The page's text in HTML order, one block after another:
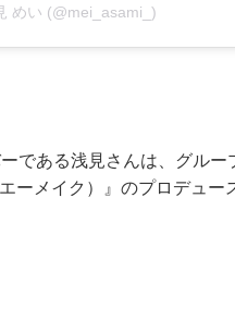
めい (@mei_asami_)
である浅見さんは、グルー
ーメイク）』のプロデュー